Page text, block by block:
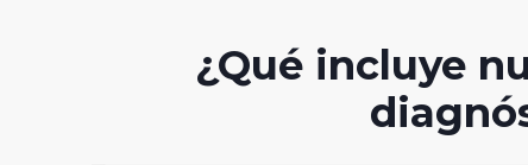
¿Qué incluye